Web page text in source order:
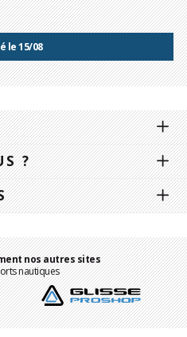
le 15/08
?
nos autres sites
nautiques